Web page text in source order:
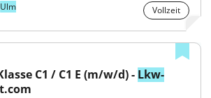
Ulm Vollzeit
C1 / C1 E (m/w/d) - Lkw-